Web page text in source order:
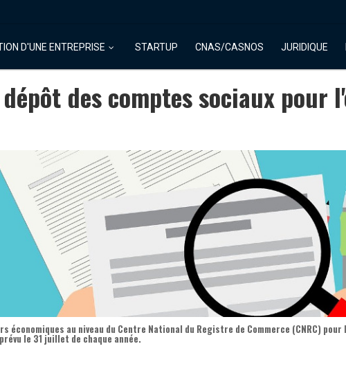
D'UNE ENTREPRISE STARTUP CNAS/CASNOS JURIDIQUE
des comptes sociaux pour
économiques au niveau du Centre National du Registre de Commerce (CNRC) pour
le 31 juillet de chaque année.